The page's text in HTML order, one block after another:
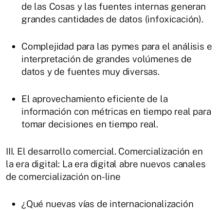
de las Cosas y las fuentes internas generan
grandes cantidades de datos (infoxicación).
Complejidad para las pymes para el análisis e
interpretación de grandes volúmenes de
datos y de fuentes muy diversas.
El aprovechamiento eficiente de la
información con métricas en tiempo real para
tomar decisiones en tiempo real.
III. El desarrollo comercial. Comercialización en
la era digital: La era digital abre nuevos canales
de comercialización on-line
¿Qué nuevas vías de internacionalización